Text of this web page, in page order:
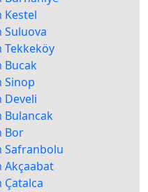
Kestel
Suluova
Tekkeköy
Bucak
Sinop
Develi
Bulancak
Bor
Safranbolu
Akçaabat